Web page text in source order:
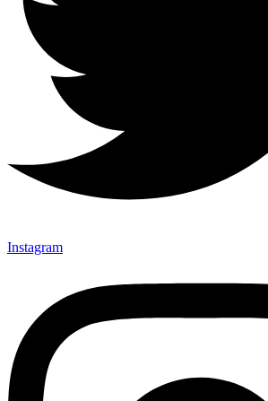
Instagram